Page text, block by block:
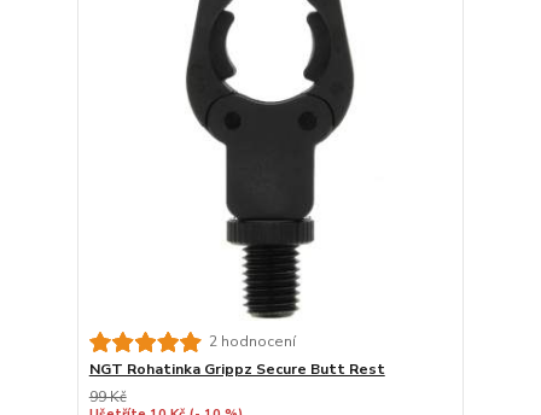
2 hodnocení
NGT Rohatinka Grippz Secure Butt Rest
99 Kč